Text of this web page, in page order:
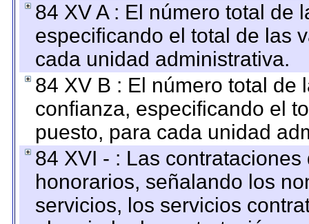
84 XV A : El número total de
especificando el total de las
cada unidad administrativa.
84 XV B : El número total de
confianza, especificando el
puesto, para cada unidad
84 XVI - : Las
honorarios, señalando los
servicios, los servicios